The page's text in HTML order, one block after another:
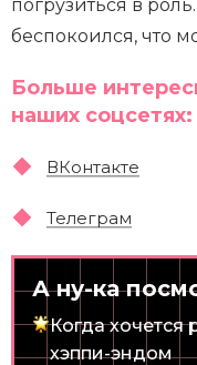
погрузиться в
беспокоился, что
Больше
наших соцсетях:
ВКонтакте
Телеграм
А ну-ка
Когда хочется
хэппи-эндом